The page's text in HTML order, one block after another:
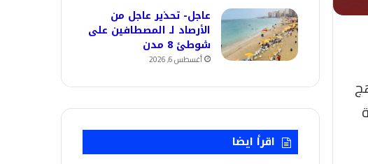
عاجل- تحذير عاجل من
الأرصاد لـ المصطافين على
شوطئ 8 مدن
أغسطس 6, 2026
اقرأ ايضا